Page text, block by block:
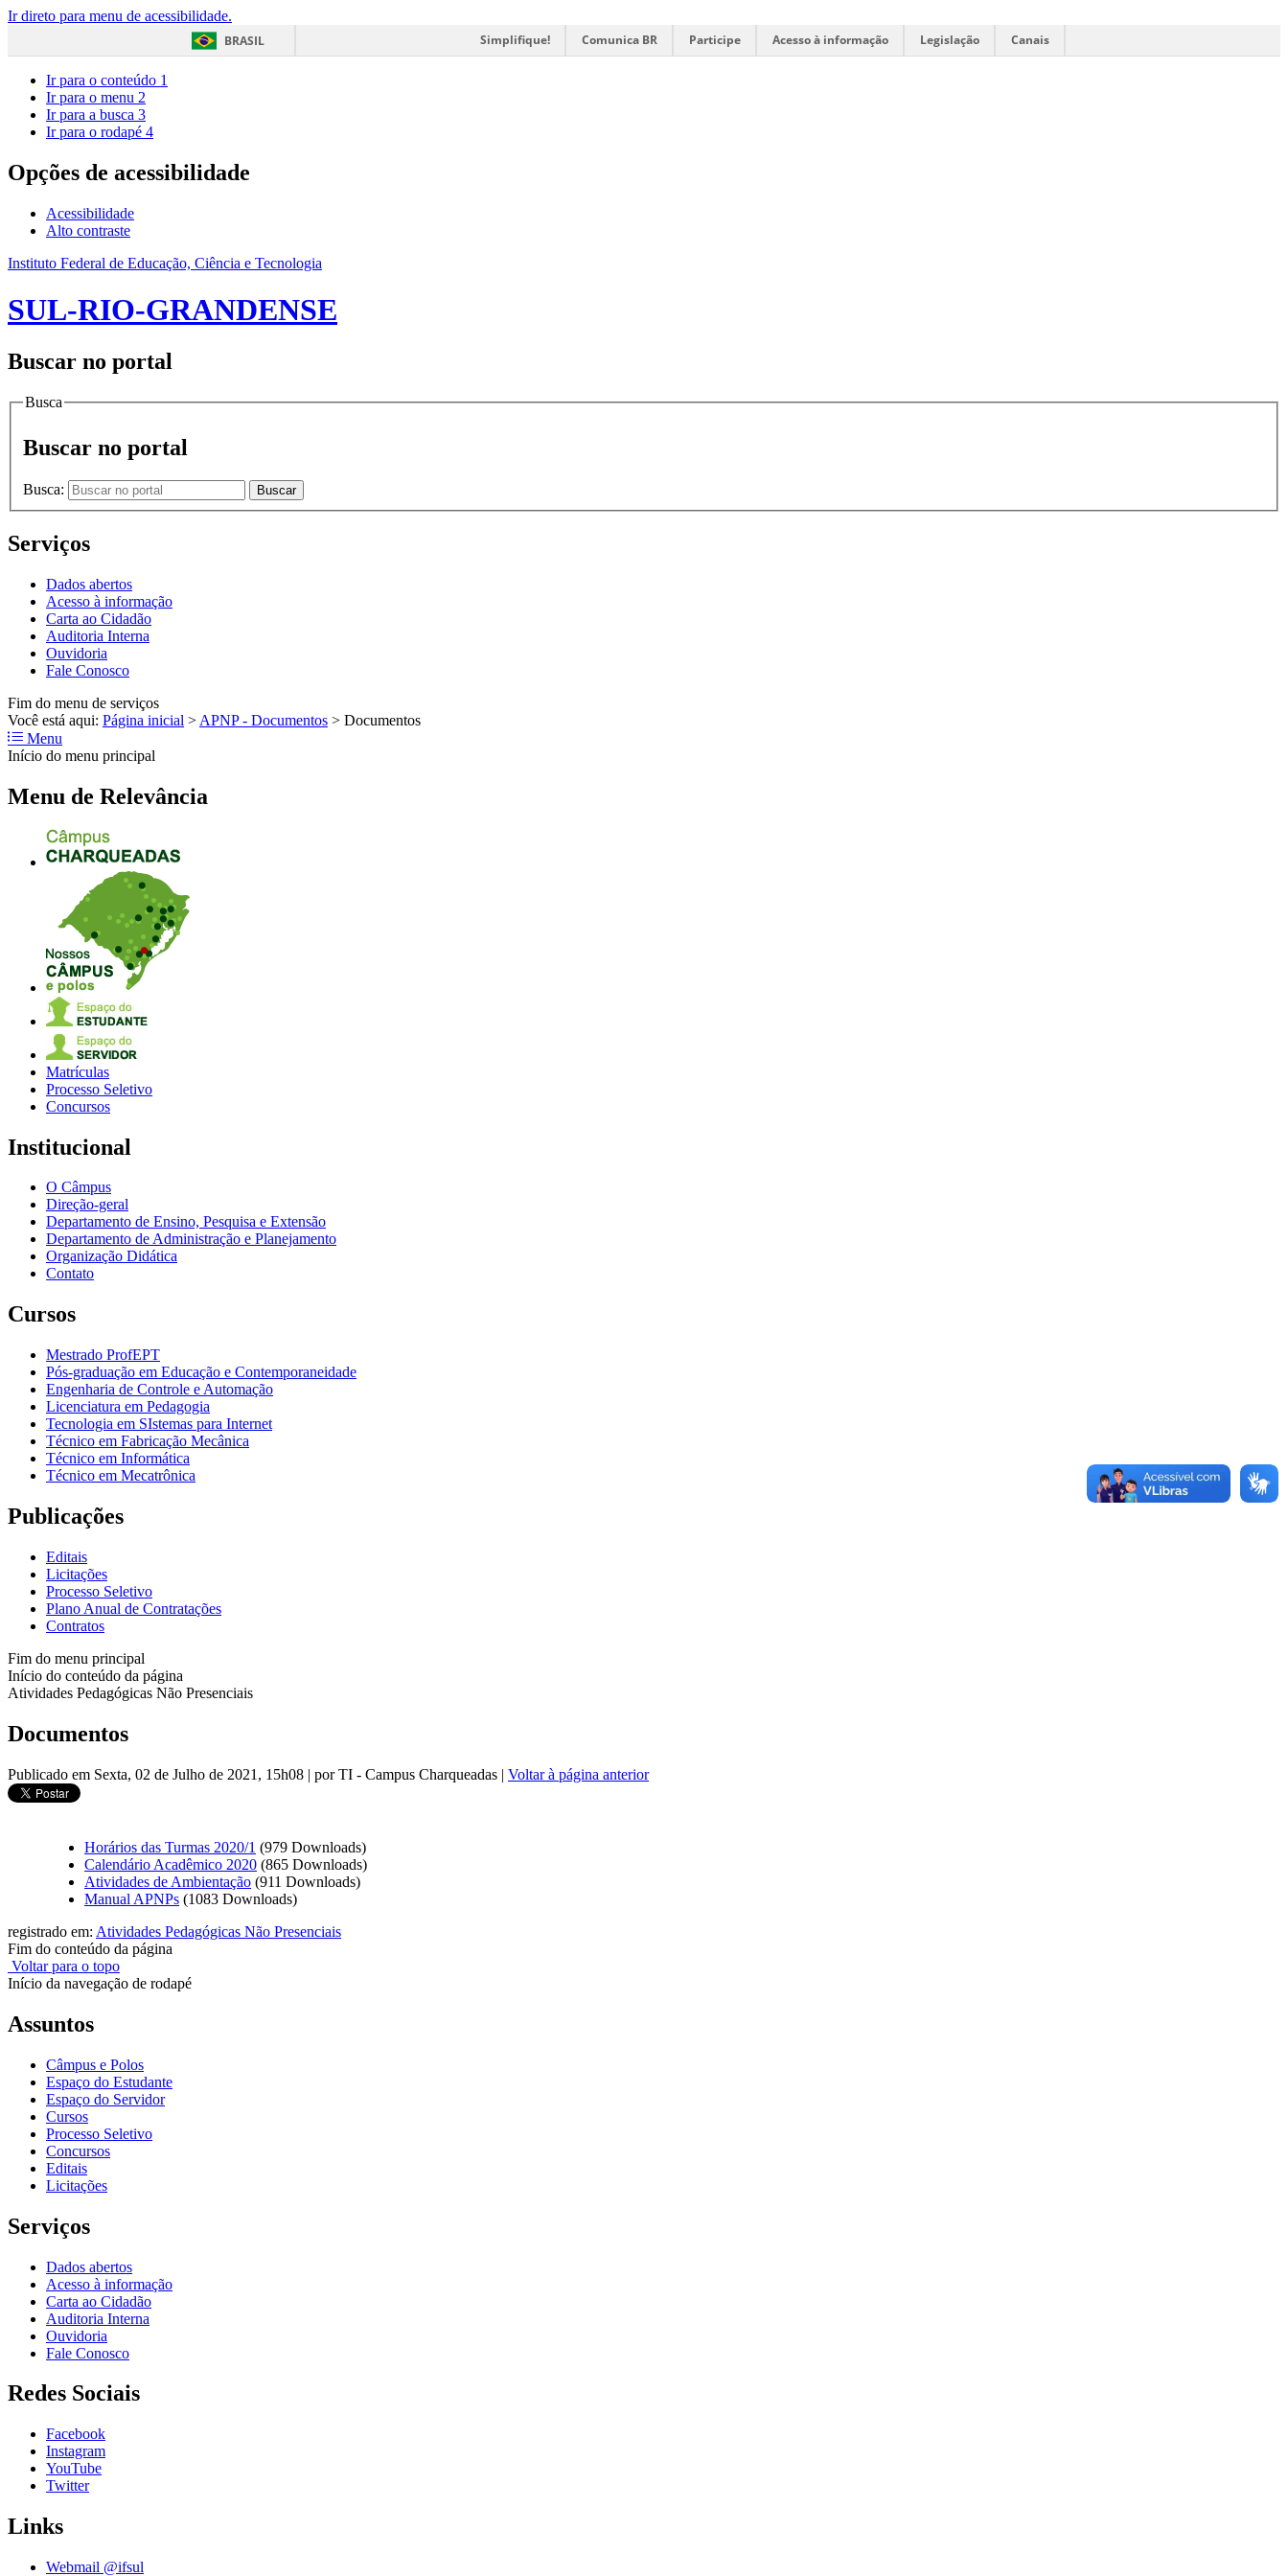
Ir direto para menu de acessibilidade.
BRASIL
Simplifique! Comunica BR Participe Acesso à informação Legislação Canais
Ir para o conteúdo 1
Ir para o menu 2
Ir para a busca 3
Ir para o rodapé 4
Opções de acessibilidade
Acessibilidade
Alto contraste
Instituto Federal de Educação, Ciência e Tecnologia
SUL-RIO-GRANDENSE
Buscar no portal
Busca
Buscar no portal
Busca: Buscar
Serviços
Dados abertos
Acesso à informação
Carta ao Cidadão
Auditoria Interna
Ouvidoria
Fale Conosco
Fim do menu de serviços
Você está aqui: Página inicial > APNP - Documentos > Documentos
Menu
Início do menu principal
Menu de Relevância
Matrículas
Processo Seletivo
Concursos
Institucional
O Câmpus
Direção-geral
Departamento de Ensino, Pesquisa e Extensão
Departamento de Administração e Planejamento
Organização Didática
Contato
Cursos
Mestrado ProfEPT
Pós-graduação em Educação e Contemporaneidade
Engenharia de Controle e Automação
Licenciatura em Pedagogia
Tecnologia em SIstemas para Internet
Técnico em Fabricação Mecânica
Técnico em Informática
Técnico em Mecatrônica
Publicações
Editais
Licitações
Processo Seletivo
Plano Anual de Contratações
Contratos
Fim do menu principal
Início do conteúdo da página
Atividades Pedagógicas Não Presenciais
Documentos
Publicado em Sexta, 02 de Julho de 2021, 15h08 | por TI - Campus Charqueadas | Voltar à página anterior
Horários das Turmas 2020/1 (979 Downloads)
Calendário Acadêmico 2020 (865 Downloads)
Atividades de Ambientação (911 Downloads)
Manual APNPs (1083 Downloads)
registrado em: Atividades Pedagógicas Não Presenciais
Fim do conteúdo da página
Voltar para o topo
Início da navegação de rodapé
Assuntos
Câmpus e Polos
Espaço do Estudante
Espaço do Servidor
Cursos
Processo Seletivo
Concursos
Editais
Licitações
Serviços
Dados abertos
Acesso à informação
Carta ao Cidadão
Auditoria Interna
Ouvidoria
Fale Conosco
Redes Sociais
Facebook
Instagram
YouTube
Twitter
Links
Webmail @ifsul